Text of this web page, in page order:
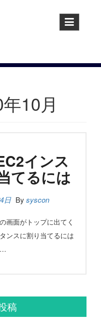
10月
インス
てるには
日 By syscon
画面がトップに出てく
ンスに割り当てるには
…
稿